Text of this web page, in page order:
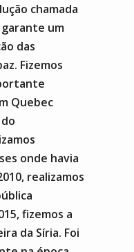
chamada
garante um
das
Fizemos
Quebec
onde havia
realizamos
fizemos a
da Síria. Foi